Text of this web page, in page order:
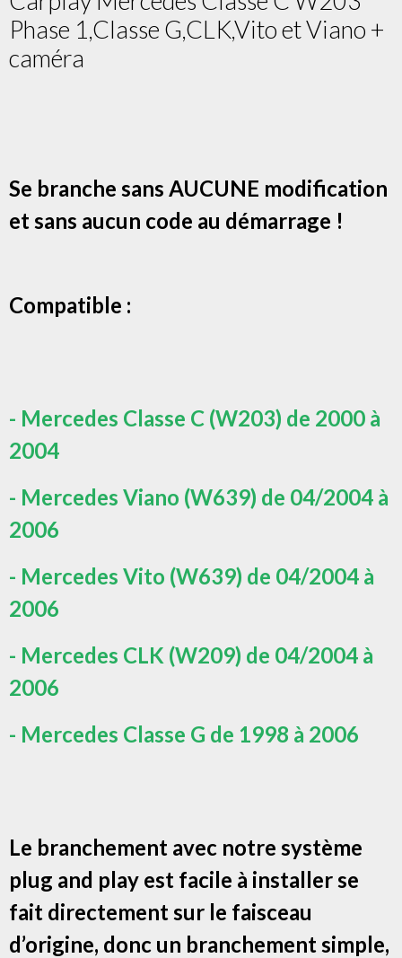
Phase 1,Classe G,CLK,Vito et Viano +
caméra
Se branche sans AUCUNE modification
et sans aucun code au démarrage !
Compatible :
- Mercedes Classe C (W203) de 2000 à
2004
- Mercedes Viano (W639) de 04/2004 à
2006
- Mercedes Vito (W639) de 04/2004 à
2006
- Mercedes CLK (W209) de 04/2004 à
2006
- Mercedes Classe G de 1998 à 2006
Le branchement avec notre système
plug and play est facile à installer se
fait directement sur le faisceau
d’origine, donc un branchement simple,